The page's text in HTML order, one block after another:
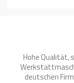
Hohe Qualität,
deutschen